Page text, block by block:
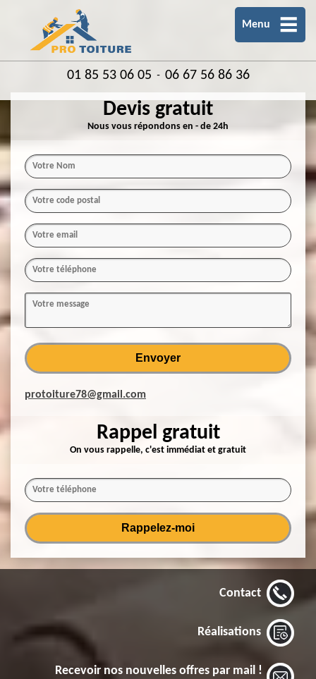
Menu
01 85 53 06 05 - 06 67 56 86 36
Devis gratuit
Nous vous répondons en - de 24h
protoiture78@gmail.com
Rappel gratuit
On vous rappelle, c'est immédiat et gratuit
Contact
Réalisations
Recevoir nos nouvelles offres par mail !